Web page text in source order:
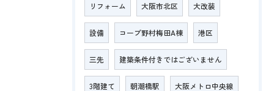
リフォーム 大阪市北区 大改装
設備 コープ野村梅田A棟 港区
三先 建築条件付きではございません
3階建て 朝潮橋駅 大阪メトロ中央線